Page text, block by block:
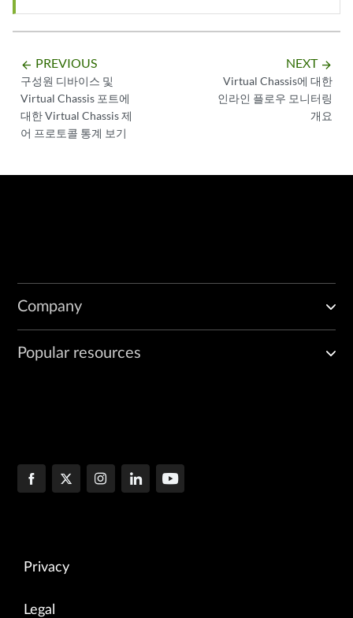
arrow_backward PREVIOUS
구성원 디바이스 및
Virtual Chassis 포트에
대한 Virtual Chassis 제
어 프로토콜 통계 보기
NEXT arrow_forward
Virtual Chassis에 대한
인라인 플로우 모니터링
개요
Company
Popular resources
Privacy
Legal